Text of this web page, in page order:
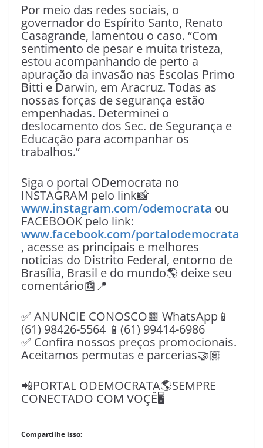
Por meio das redes sociais, o
governador do Espírito Santo, Renato
Casagrande, lamentou o caso. “Com
sentimento de pesar e muita tristeza,
estou acompanhando de perto a
apuração da invasão nas Escolas Primo
Bitti e Darwin, em Aracruz. Todas as
nossas forças de segurança estão
empenhadas. Determinei o
deslocamento dos Sec. de Segurança e
Educação para acompanhar os
trabalhos.”
Siga o portal ODemocrata no
INSTAGRAM pelo link📸
www.instagram.com/odemocrata ou
FACEBOOK pelo link:
www.facebook.com/portalodemocrata
, acesse as principais e melhores
noticias do Distrito Federal, entorno de
Brasília, Brasil e do mundo🌎 deixe seu
comentário📰📍
✅ ANUNCIE CONOSCO🟩 WhatsApp📱
(61) 98426-5564 📱(61) 99414-6986
✅ Confira nossos preços promocionais.
Aceitamos permutas e parcerias🤝🏽
📲PORTAL ODEMOCRATA🌎SEMPRE
CONECTADO COM VOÇÊ🖥️
Compartilhe isso: